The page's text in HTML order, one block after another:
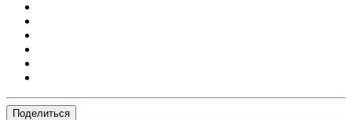
Поделиться